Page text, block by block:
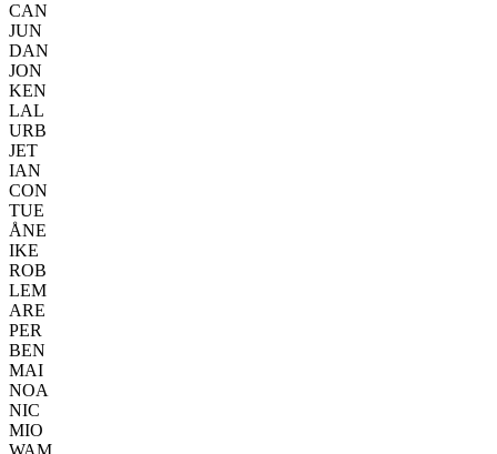
CAN
JUN
DAN
JON
KEN
LAL
URB
JET
IAN
CON
TUE
ÅNE
IKE
ROB
LEM
ARE
PER
BEN
MAI
NOA
NIC
MIO
WAM